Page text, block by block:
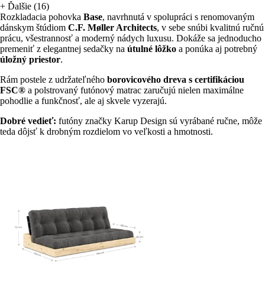
+ Ďalšie (16)
Rozkladacia pohovka Base, navrhnutá v spolupráci s renomovaným
dánskym štúdiom C.F. Møller Architects, v sebe snúbi kvalitnú ručnú
prácu, všestrannosť a moderný nádych luxusu. Dokáže sa jednoducho
premeniť z elegantnej sedačky na útulné lôžko a ponúka aj potrebný
úložný priestor.
Rám postele z udržateľného borovicového dreva s certifikáciou
FSC® a polstrovaný futónový matrac zaručujú nielen maximálne
pohodlie a funkčnosť, ale aj skvele vyzerajú.
Dobré vedieť: futóny značky Karup Design sú vyrábané ručne, môže
teda dôjsť k drobným rozdielom vo veľkosti a hmotnosti.